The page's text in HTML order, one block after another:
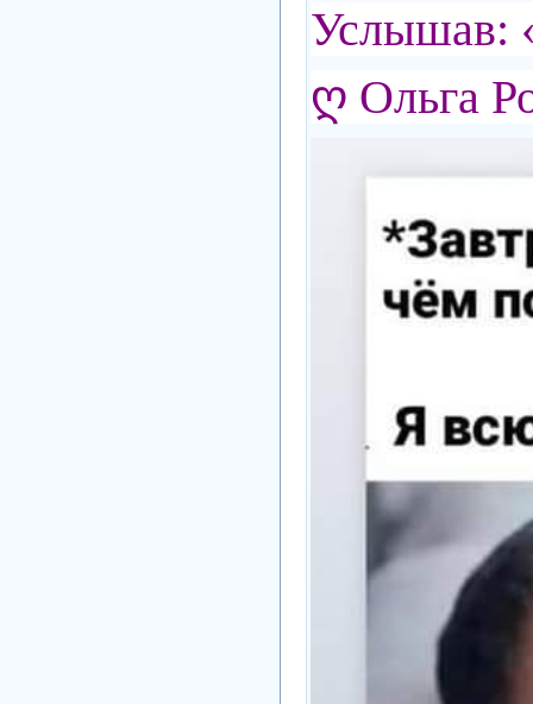
Услышав:
ღ Ольга